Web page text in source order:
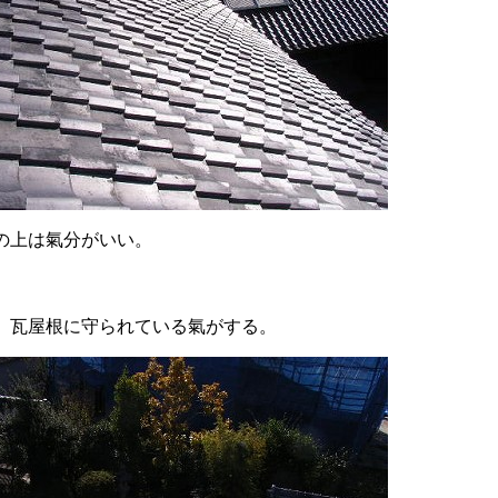
は氣分がいい。
屋根に守られている氣がする。